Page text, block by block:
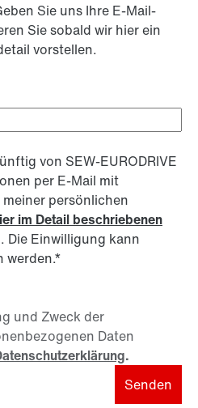
Sie uns Ihre E-Mail-
Sie sobald wir hier ein
vorstellen.
von SEW-EURODRIVE
per E-Mail mit
persönlichen
im Detail beschriebenen
Die Einwilligung kann
werden.*
und Zweck der
Daten
.
Senden